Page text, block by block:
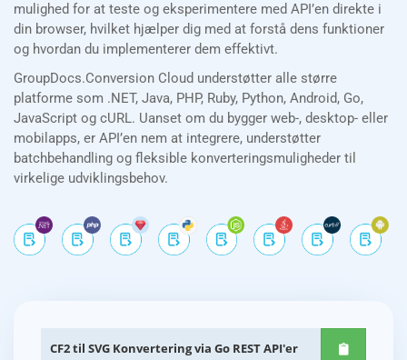
mulighed for at teste og eksperimentere med API’en direkte i
din browser, hvilket hjælper dig med at forstå dens funktioner
og hvordan du implementerer dem effektivt.
GroupDocs.Conversion Cloud understøtter alle større
platforme som .NET, Java, PHP, Ruby, Python, Android, Go,
JavaScript og cURL. Uanset om du bygger web-, desktop- eller
mobilapps, er API’en nem at integrere, understøtter
batchbehandling og fleksible konverteringsmuligheder til
virkelige udviklingsbehov.
CF2 til SVG Konvertering via Go REST API'er